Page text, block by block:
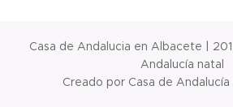
Casa de Andalucia en Albacete |
Andalucía natal
Creado por Casa de